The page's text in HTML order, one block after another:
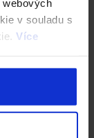
v souladu s
Více